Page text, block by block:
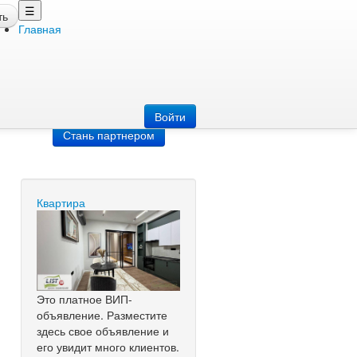
☰
Главная
Войти
Стань партнером
Квартира
Это платное ВИП-
объявление. Разместите
здесь свое объявление и
его увидит много клиентов.